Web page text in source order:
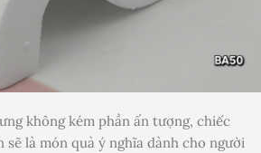
không kém phần ấn tượng, chiếc
sẽ là món quà ý nghĩa dành cho người